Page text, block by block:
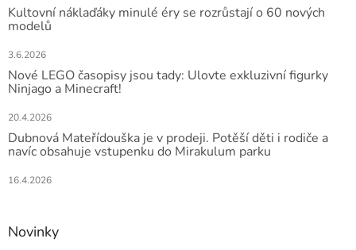
Kultovní náklaďáky minulé éry se rozrůstají o 60 nových
modelů
3.6.2026
Nové LEGO časopisy jsou tady: Ulovte exkluzivní figurky
Ninjago a Minecraft!
20.4.2026
Dubnová Mateřídouška je v prodeji. Potěší děti i rodiče a
navíc obsahuje vstupenku do Mirakulum parku
16.4.2026
Novinky